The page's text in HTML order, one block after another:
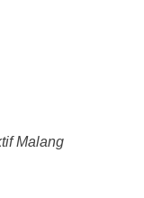
Malang